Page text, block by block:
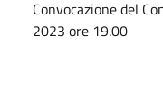
Convocazione del
2023 ore 19.00